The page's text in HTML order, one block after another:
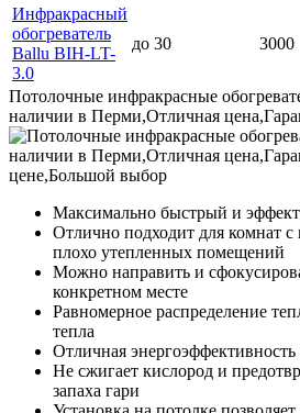
Инфракрасный
обогреватель
Ballu BIH-LT-
3.0
до 30 3000
Потолочные инфракрасные
наличии в Перми,Отличная
Максимально быстрый и
Отлично подходит для комнат
плохо утепленных помещений
Можно направить и
конкретном месте
Равномерное распределение
тепла
Отличная энергоэффективность
Не сжигает кислород и
запаха гари